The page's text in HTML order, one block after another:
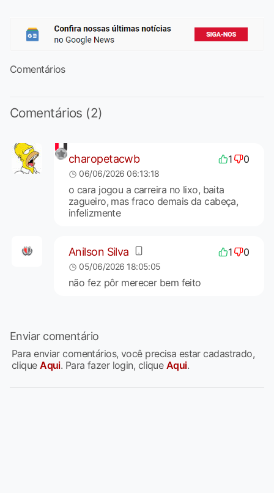
Comentários
Comentários (2)
charopetacwb 1 0
06/06/2026 06:13:18
o cara jogou a carreira no lixo, baita
zagueiro, mas fraco demais da cabeça,
infelizmente
Anilson Silva 1 0
05/06/2026 18:05:05
não fez pôr merecer bem feito
Enviar comentário
Para enviar comentários, você precisa estar cadastrado,
cliqueAqui. Para fazer login, clique Aqui.